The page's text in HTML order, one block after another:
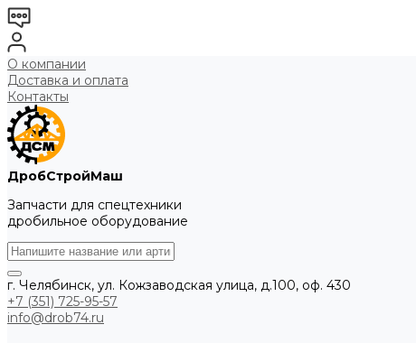
О компании
Доставка и оплата
Контакты
ДробСтройМаш
Запчасти для спецтехники
дробильное оборудование
г. Челябинск, ул. Кожзаводская улица, д.100, оф. 430
+7 (351) 725-95-57
info@drob74.ru